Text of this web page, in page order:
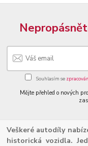
Souhlasím se
Mějte přehled o nových
Veškeré autodíly
historická vozidla.